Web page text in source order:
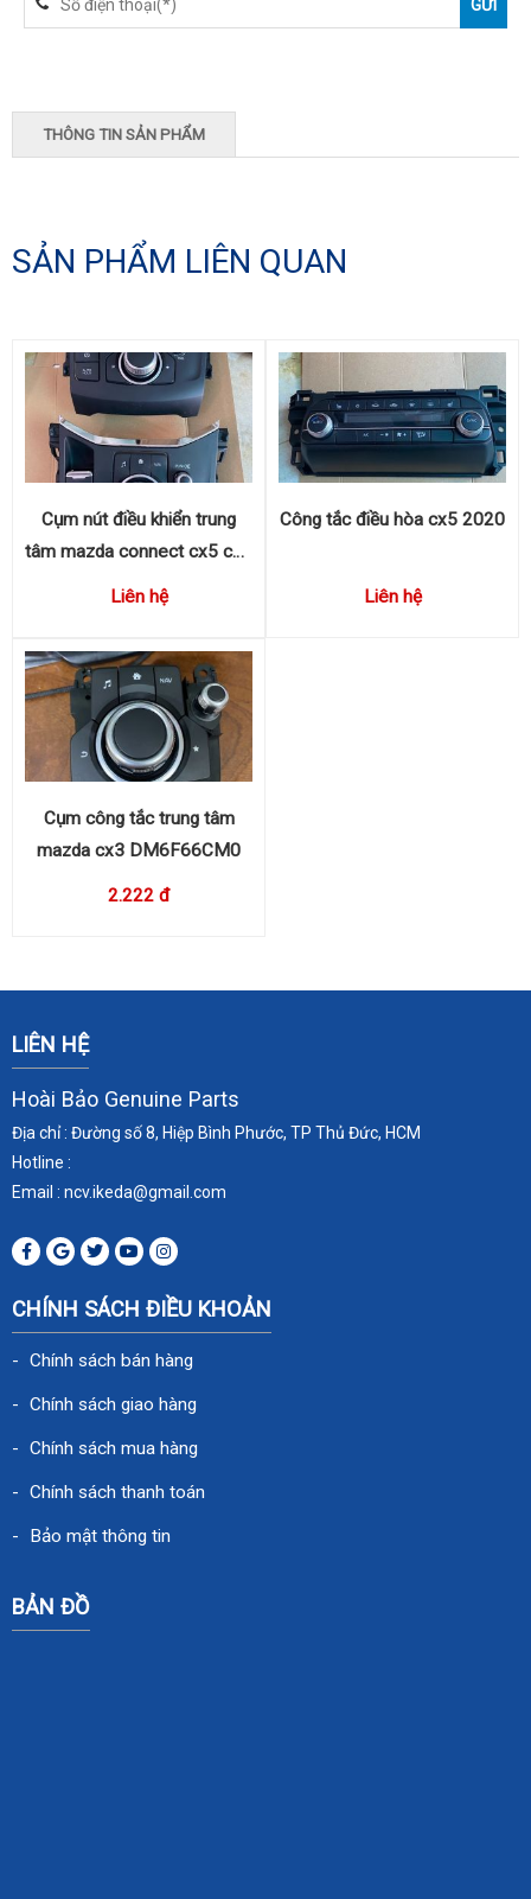
THÔNG TIN SẢN PHẨM
SẢN PHẨM LIÊN QUAN
Cụm nút điều khiển trung
tâm mazda connect cx5 cx8
KB7W66CM0
Liên hệ
Công tắc điều hòa cx5 2020
Liên hệ
Cụm công tắc trung tâm
mazda cx3 DM6F66CM0
2.222 đ
LIÊN HỆ
Hoài Bảo Genuine Parts
Địa chỉ : Đường số 8, Hiệp Bình Phước, TP Thủ Đức, HCM
Hotline :
Email : ncv.ikeda@gmail.com
CHÍNH SÁCH ĐIỀU KHOẢN
Chính sách bán hàng
Chính sách giao hàng
Chính sách mua hàng
Chính sách thanh toán
Bảo mật thông tin
BẢN ĐỒ